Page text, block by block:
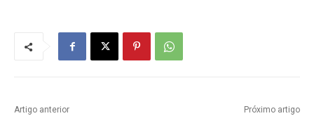
Artigo anterior Próximo artigo